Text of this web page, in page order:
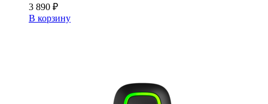
3 890 ₽
В корзину